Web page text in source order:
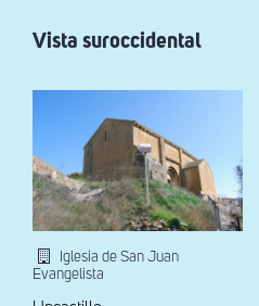
Vista suroccidental
Iglesia de San Juan
Evangelista